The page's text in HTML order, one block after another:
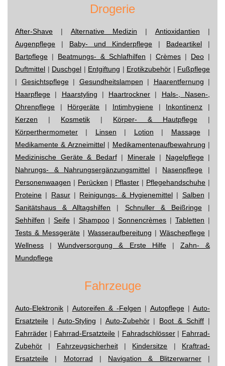
Drogerie
After-Shave | Alternative Medizin | Antioxidantien |
Augenpflege | Baby- und Kinderpflege | Badeartikel |
Bartpflege | Beatmungs- & Schlafhilfen | Crèmes | Deo |
Duftmittel | Duschgel | Entgiftung | Erotikzubehör | Fußpflege
| Gesichtspflege| Gesundheitslampen | Haarentfernung |
Haarpflege | Haarstyling | Haartrockner | Hals-, Nasen-,
Ohrenpflege | Hörgeräte | Intimhygiene| Inkontinenz |
Kerzen | Kosmetik | Körper- & Hautpflege |
Körperthermometer | Linsen | Lotion | Massage|
Medikamente & Arzneimittel| Medikamentenaufbewahrung |
Medizinische Geräte & Bedarf| Minerale| Nagelpflege|
Nahrungs- & Nahrungsergänzungsmittel | Nasenpflege |
Personenwaagen | Perücken | Pflaster | Pflegehandschuhe |
Proteine | Rasur| Reinigungs- & Hygienemittel | Salben |
Sanitätshaus & Alltagshilfen | Schnuller & Beißringe|
Sehhilfen | Seife| Shampoo|Sonnencrèmes |Tabletten |
Tests & Messgeräte | Wasseraufbereitung | Wäschepflege |
Wellness |Wundversorgung & Erste Hilfe| Zahn- &
Mundpflege
Fahrzeuge
Auto-Elektronik | Autoreifen & -Felgen | Autopflege| Auto-
Ersatzteile | Auto-Styling | Auto-Zubehör| Boot & Schiff |
Fahrräder | Fahrrad-Ersatzteile | Fahradschlösser| Fahrrad-
Zubehör | Fahrzeugsicherheit| Kindersitze | Kraftrad-
Ersatzteile | Motorrad | Navigation & Blitzerwarner|